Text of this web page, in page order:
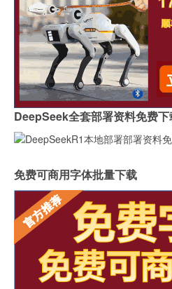
DeepSeek全套部署资料免费下
免费可商用字体批量下载